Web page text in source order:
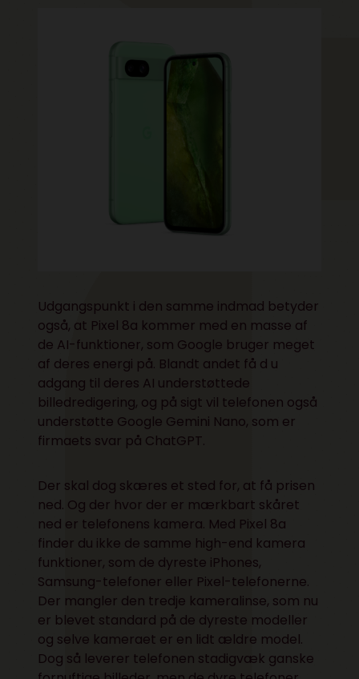
Udgangspunkt i den samme indmad betyder
også, at Pixel 8a kommer med en masse af
de AI-funktioner, som Google bruger meget
af deres energi på. Blandt andet få d u
adgang til deres AI understøttede
billedredigering, og på sigt vil telefonen også
understøtte Google Gemini Nano, som er
firmaets svar på ChatGPT.
Der skal dog skæres et sted for, at få prisen
ned. Og der hvor der er mærkbart skåret
ned er telefonens kamera. Med Pixel 8a
finder du ikke de samme high-end kamera
funktioner, som de dyreste iPhones,
Samsung-telefoner eller Pixel-telefonerne.
Der mangler den tredje kameralinse, som nu
er blevet standard på de dyreste modeller
og selve kameraet er en lidt ældre model.
Dog så leverer telefonen stadigvæk ganske